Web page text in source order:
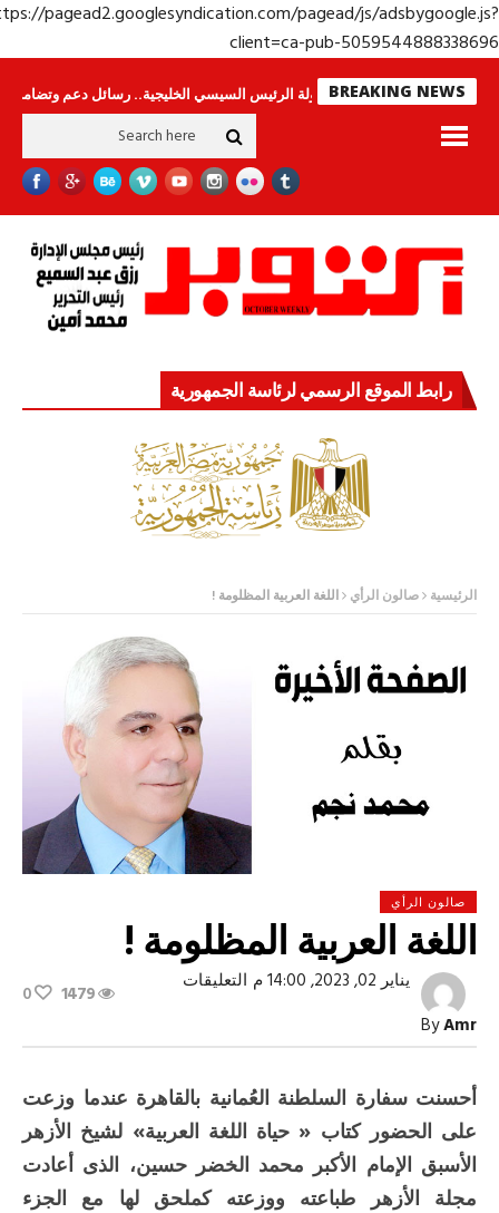
https://pagead2.googlesyndication.com/pagead/js/
client=ca-pub-
BREAKING NEWS
لا ينامون جولة الرئيس السيسي الخليجية.. رسائل دعم وتضامن للأشقاء
رابط الموقع الرسمي لرئاسة الجمهورية
الرئيسية صالون الرأي اللغة العربية المظلومة !
صالون الرأي
اللغة العربية المظلومة !
ByAmr
يناير 02, 2023, 14:00 م التعليقاتعلى
!
1479
0
أحسنت سفارة السلطنة العُمانية بالقاهرة عندما وزعت
على الحضور كتاب « حياة اللغة العربية» لشيخ الأزهر
الأسبق الإمام الأكبر محمد الخضر حسين، الذى أعادت
مجلة الأزهر طباعته ووزعته كملحق لها مع الجزء